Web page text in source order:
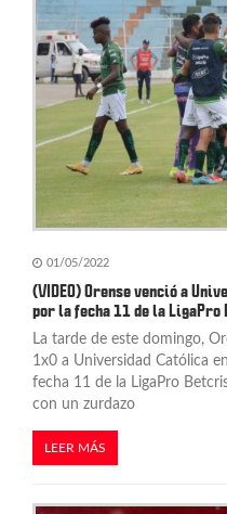
d
e
e
n
r
d
a
s
01/05/2022
(VIDEO) Orense venció a
por la fecha 11 de la
La tarde de este domingo,
1x0 a Universidad Católica
fecha 11 de la LigaPro
con un zurdazo
LEER MÁS